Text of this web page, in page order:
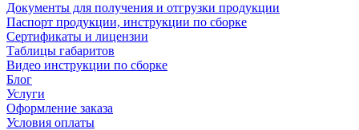
Документы для получения и отгрузки продукции
Паспорт продукции, инструкции по сборке
Сертификаты и лицензии
Таблицы габаритов
Видео инструкции по сборке
Блог
Услуги
Оформление заказа
Условия оплаты